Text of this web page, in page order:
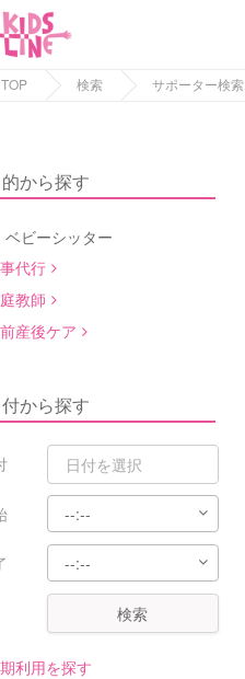
TOP 検索 サポーター検索
から探す
ベビーシッター
代行
教師
産後ケア
から探す
検索
利用を探す